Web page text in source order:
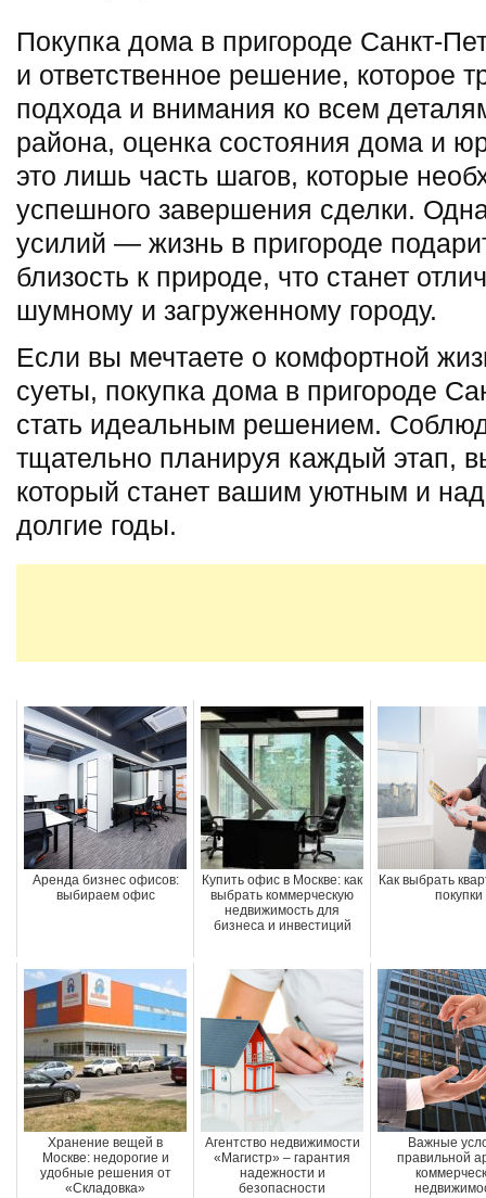
Покупка дома в пригороде Санкт-
и ответственное решение, которое
подхода и внимания ко всем
района, оценка состояния дома и
это лишь часть шагов, которые
успешного завершения сделки.
усилий — жизнь в пригороде
близость к природе, что станет
шумному и загруженному городу.
Если вы мечтаете о комфортной
суеты, покупка дома в пригороде
стать идеальным решением.
тщательно планируя каждый этап,
который станет вашим уютным и
долгие годы.
Аренда бизнес офисов:
выбираем офис
Купить офис в Москве: как
выбрать коммерческую
недвижимость для
бизнеса и инвестиций
Как выбрать
покупки
Хранение вещей в
Москве: недорогие и
удобные решения от
«Складовка»
Агентство недвижимости
«Магистр» – гарантия
надежности и
безопасности
Важные
правильной